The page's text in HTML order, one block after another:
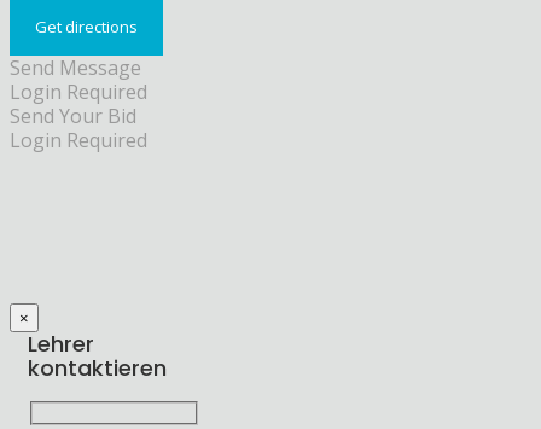
Send Message
Login Required
Send Your Bid
Login Required
×
Lehrer
kontaktieren